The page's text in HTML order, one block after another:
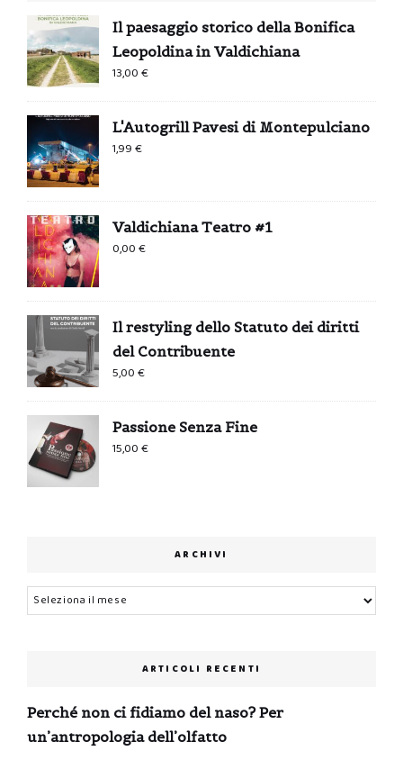
Il paesaggio storico della Bonifica
Leopoldina in Valdichiana
13,00€
L'Autogrill Pavesi di Montepulciano
1,99€
Valdichiana Teatro #1
0,00€
Il restyling dello Statuto dei diritti
del Contribuente
5,00€
Passione Senza Fine
15,00€
ARCHIVI
Archivi
ARTICOLI RECENTI
Perché non ci fidiamo del naso? Per
un’antropologia dell’olfatto